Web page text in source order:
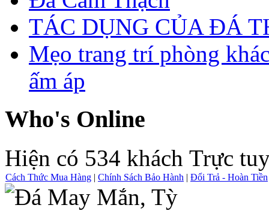
TÁC DỤNG CỦA ĐÁ
Mẹo trang trí phòng
ấm áp
Who's Online
Hiện có 534 khách Trực
Cách Thức Mua Hàng | Chính Sách Bảo Hành | Đổi Trả - Hoàn Tiền